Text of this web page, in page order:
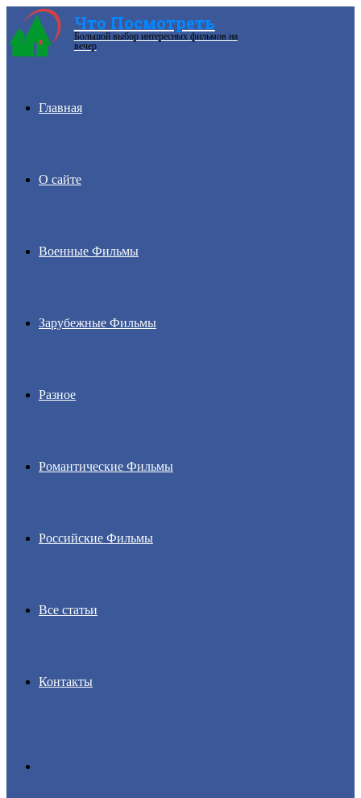
Menu
Что Посмотреть
Большой выбор интересных фильмов на
вечер
Главная
О сайте
Военные Фильмы
Зарубежные Фильмы
Разное
Романтические Фильмы
Российские Фильмы
Все статьи
Контакты